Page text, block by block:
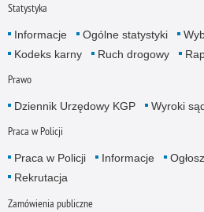
Statystyka
Informacje Ogólne statystyki
Kodeks karny
Ruch drogowy
Prawo
Dziennik Urzędowy KGP Wyroki
Praca w Policji
Praca w Policji Informacje
Rekrutacja
Zamówienia publiczne